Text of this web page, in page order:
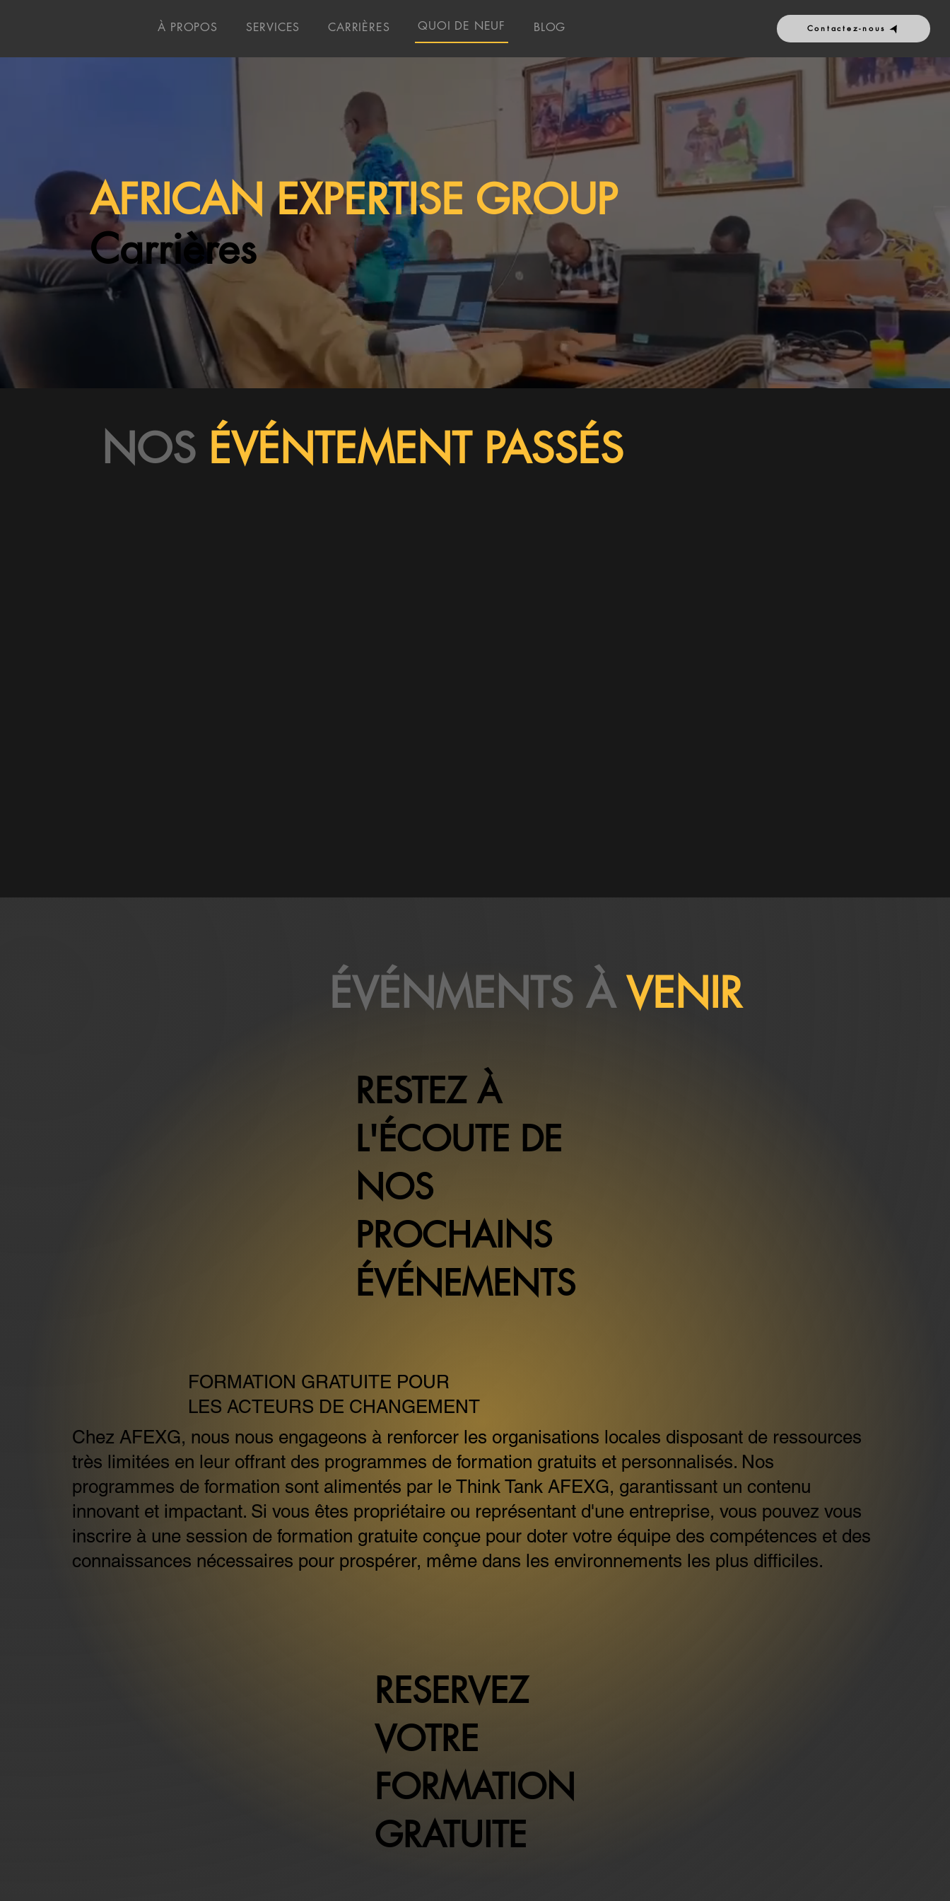
À PROPOS SERVICES CARRIÈRES QUOI DE NEUF BLOG Contactez-nous
AFRICAN EXPERTISE GROUP
Carrières
NOS ÉVÉNTEMENT PASSÉS
ÉVÉNMENTS ÀVENIR
RESTEZ À
L'ÉCOUTE DE
NOS
PROCHAINS
ÉVÉNEMENTS
FORMATION GRATUITE POUR
LES ACTEURS DE CHANGEMENT
Chez AFEXG, nous nous engageons à renforcer les organisations locales disposant de ressources
très limitées en leur offrant des programmes de formation gratuits et personnalisés. Nos
programmes de formation sont alimentés par le Think Tank AFEXG, garantissant un contenu
innovant et impactant. Si vous êtes propriétaire ou représentant d'une entreprise, vous pouvez vous
inscrire à une session de formation gratuite conçue pour doter votre équipe des compétences et des
connaissances nécessaires pour prospérer, même dans les environnements les plus difficiles.
RESERVEZ
VOTRE
FORMATION
GRATUITE